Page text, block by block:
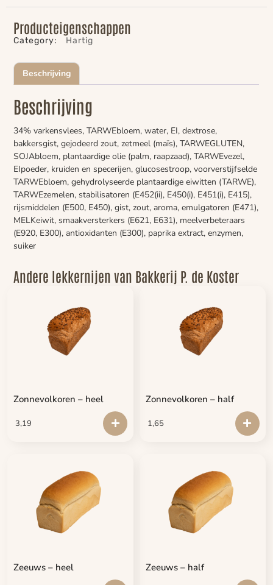
Producteigenschappen
Category: Hartig
Beschrijving
Beschrijving
34% varkensvlees, TARWEbloem, water, EI, dextrose,
bakkersgist, gejodeerd zout, zetmeel (maïs), TARWEGLUTEN,
SOJAbloem, plantaardige olie (palm, raapzaad), TARWEvezel,
EIpoeder, kruiden en specerijen, glucosestroop, voorverstijfselde
TARWEbloem, gehydrolyseerde plantaardige eiwitten (TARWE),
TARWEzemelen, stabilisatoren (E452(ii), E450(i), E451(i), E415),
rijsmiddelen (E500, E450), gist, zout, aroma, emulgatoren (E471),
MELKeiwit, smaakversterkers (E621, E631), meelverbeteraars
(E920, E300), antioxidanten (E300), paprika extract, enzymen,
suiker
Andere lekkernijen van Bakkerij P. de Koster
Zonnevolkoren – heel
3,19
Zonnevolkoren – half
1,65
Zeeuws – heel Zeeuws – half